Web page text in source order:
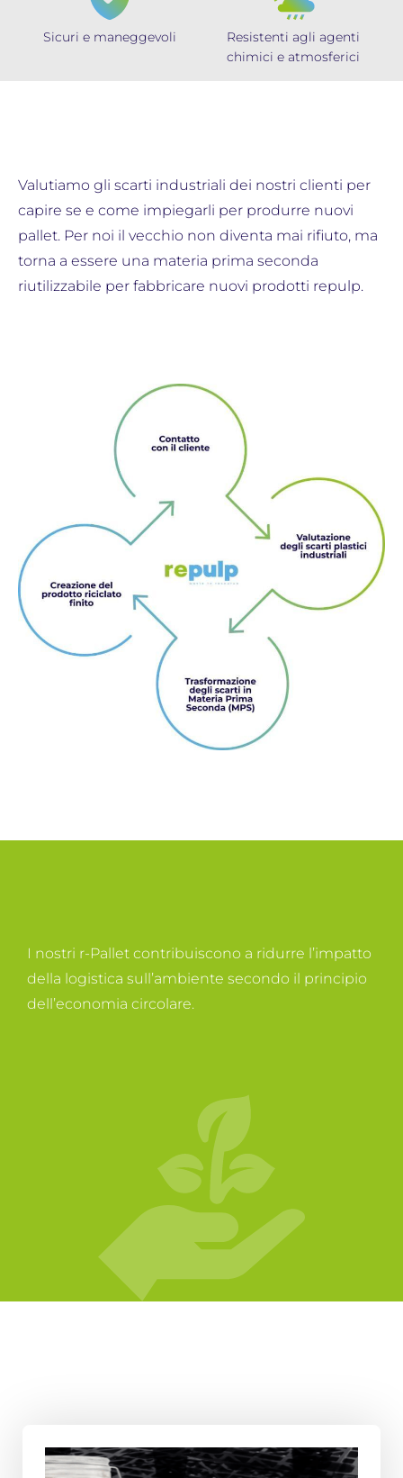
Sicuri e maneggevoli
Resistenti agli agenti
chimici e atmosferici
Valutiamo gli scarti industriali dei nostri clienti per
capire se e come impiegarli per produrre nuovi
pallet. Per noi il vecchio non diventa mai rifiuto, ma
torna a essere una materia prima seconda
riutilizzabile per fabbricare nuovi prodotti repulp.
I nostri r-Pallet contribuiscono a ridurre l’impatto
della logistica sull’ambiente secondo il principio
dell’economia circolare.